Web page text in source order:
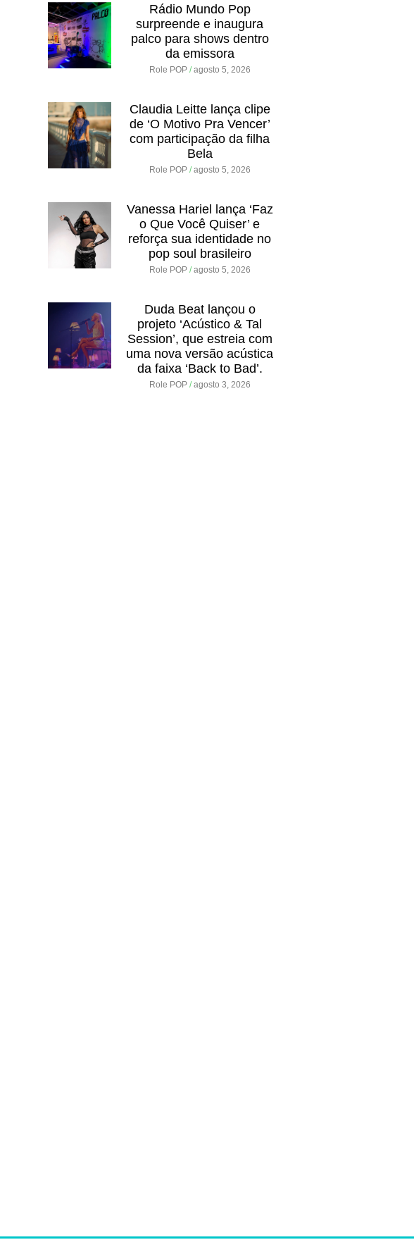
Rádio Mundo Pop
surpreende e inaugura
palco para shows dentro
da emissora
Role POP agosto 5, 2026
Claudia Leitte lança clipe
de ‘O Motivo Pra Vencer’
com participação da filha
Bela
Role POP agosto 5, 2026
Vanessa Hariel lança ‘Faz
o Que Você Quiser’ e
reforça sua identidade no
pop soul brasileiro
Role POP agosto 5, 2026
Duda Beat lançou o
projeto ‘Acústico & Tal
Session’, que estreia com
uma nova versão acústica
da faixa ‘Back to Bad’.
Role POP agosto 3, 2026